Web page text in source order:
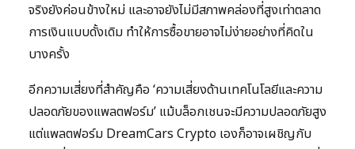
จริงยังค่อนข้างใหม่ และอาจยังไม่มีสภาพคล่องที่สูงเท่าตลาด
การเงินแบบดั้งเดิม ทำให้การซื้อขายอาจไม่ง่ายอย่างที่คิดใน
บางครั้ง
อีกความเสี่ยงที่สำคัญคือ ‘ความเสี่ยงด้านเทคโนโลยีและความ
ปลอดภัยของแพลตฟอร์ม’ แม้บล็อกเชนจะมีความปลอดภัยสูง
แต่แพลตฟอร์ม DreamCars Crypto เองก็อาจเผชิญกับ